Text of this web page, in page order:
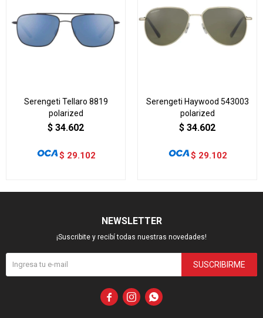
Serengeti Tellaro 8819
polarized
$ 34.602
$ 29.102
Serengeti Haywood 543003
polarized
$ 34.602
$ 29.102
NEWSLETTER
¡Suscribite y recibí todas nuestras novedades!
SUSCRIBIRME
  